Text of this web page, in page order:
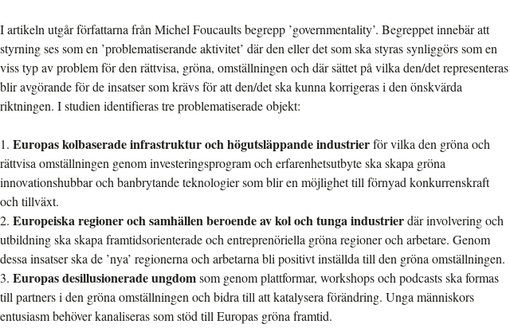
I artikeln utgår författarna från Michel Foucaults begrepp ’governmentality’. Begreppet innebär att
styrning ses som en ’problematiserande aktivitet’ där den eller det som ska styras synliggörs som en
viss typ av problem för den rättvisa, gröna, omställningen och där sättet på vilka den/det representeras
blir avgörande för de insatser som krävs för att den/det ska kunna korrigeras i den önskvärda
riktningen. I studien identifieras tre problematiserade objekt:
1. Europas kolbaserade infrastruktur och högutsläppande industrierför vilka den gröna och
rättvisa omställningen genom investeringsprogram och erfarenhetsutbyte ska skapa gröna
innovationshubbar och banbrytande teknologier som blir en möjlighet till förnyad konkurrenskraft
och tillväxt.
2. Europeiska regioner och samhällen beroende av kol och tunga industrierdär involvering och
utbildning ska skapa framtidsorienterade och entreprenöriella gröna regioner och arbetare. Genom
dessa insatser ska de ’nya’ regionerna och arbetarna bli positivt inställda till den gröna omställningen.
3. Europas desillusionerade ungdomsom genom plattformar, workshops och podcasts ska formas
till partners i den gröna omställningen och bidra till att katalysera förändring. Unga människors
entusiasm behöver kanaliseras som stöd till Europas gröna framtid.